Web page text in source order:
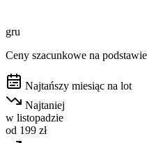
gru
Ceny szacunkowe na
Najtańszy miesiąc na lot
Najtaniej
w listopadzie
od 199 zł